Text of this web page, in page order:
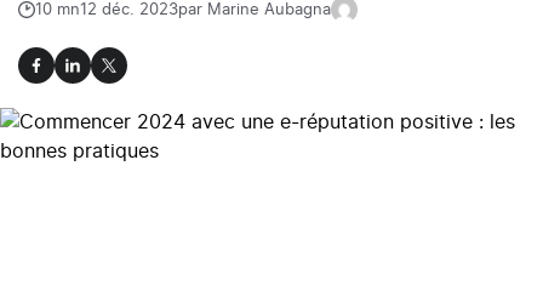
10 mn12 déc. 2023par Marine Aubagna
Facebook
LinkedIn
X